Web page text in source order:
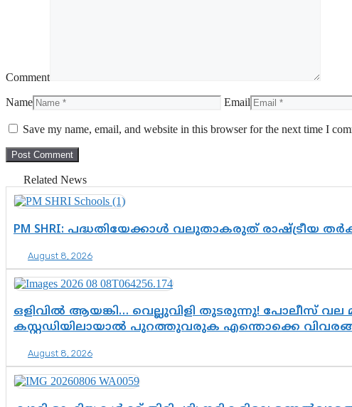
Comment
Name Email
Save my name, email, and website in this browser for the next time I
Related News
PM SHRI: പദ്ധതിയേക്കാൾ വലുതാകരുത് രാഷ്ട്രീയ
August 8, 2026
ഒളിവിൽ ആയങ്കി… വെല്ലുവിളി തുടരുന്നു! പോലീസ് വല
കസ്റ്റഡിയിലായാൽ പുറത്തുവരുക എന്തൊക്കെ
August 8, 2026